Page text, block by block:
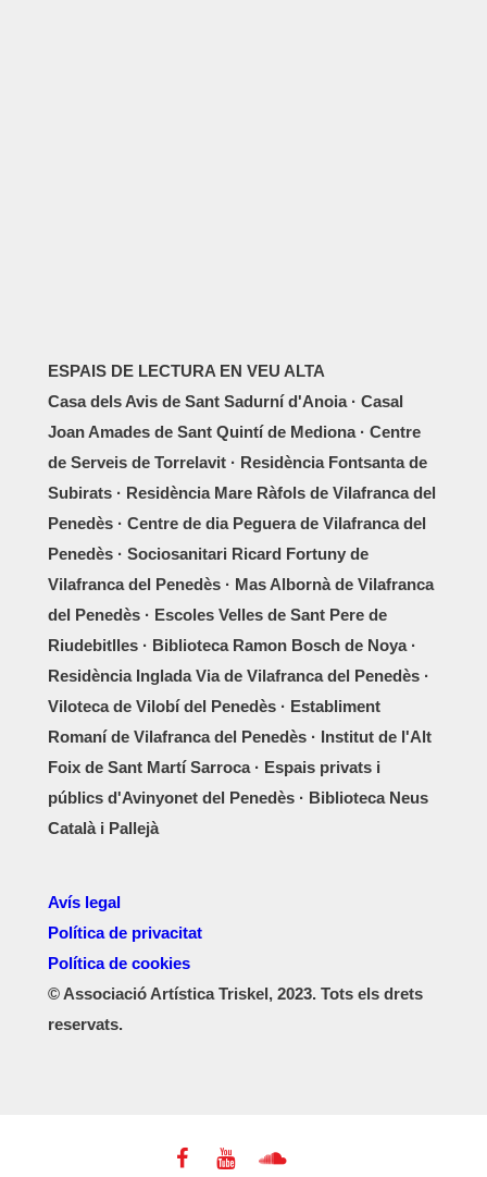
ESPAIS DE LECTURA EN VEU ALTA
Casa dels Avis de Sant Sadurní d'Anoia · Casal
Joan Amades de Sant Quintí de Mediona · Centre
de Serveis de Torrelavit · Residència Fontsanta de
Subirats · Residència Mare Ràfols de Vilafranca del
Penedès · Centre de dia Peguera de Vilafranca del
Penedès · Sociosanitari Ricard Fortuny de
Vilafranca del Penedès · Mas Albornà de Vilafranca
del Penedès · Escoles Velles de Sant Pere de
Riudebitlles · Biblioteca Ramon Bosch de Noya ·
Residència Inglada Via de Vilafranca del Penedès ·
Viloteca de Vilobí del Penedès · Establiment
Romaní de Vilafranca del Penedès · Institut de l'Alt
Foix de Sant Martí Sarroca · Espais privats i
públics d'Avinyonet del Penedès · Biblioteca Neus
Català i Pallejà
Avís legal
Política de privacitat
Política de cookies
© Associació Artística Triskel, 2023. Tots els drets
reservats.